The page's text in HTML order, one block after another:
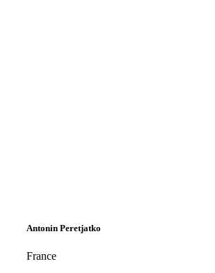
Antonin Peretjatko
France